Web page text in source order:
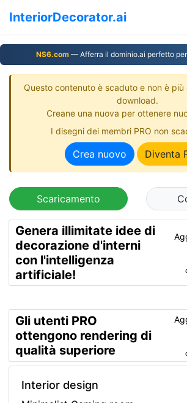
InteriorDecorator.ai
NS6.com — Afferra il dominio.ai perfetto
Questo contenuto è scaduto e non è
download.
Creane una nuova per ottenere
I disegni dei membri PRO non
Crea nuovo Diventa
Scaricamento
Genera illimitate idee di
decorazione d'interni
con l'intelligenza
artificiale!
Gli utenti PRO
ottengono rendering di
qualità superiore
Interior design